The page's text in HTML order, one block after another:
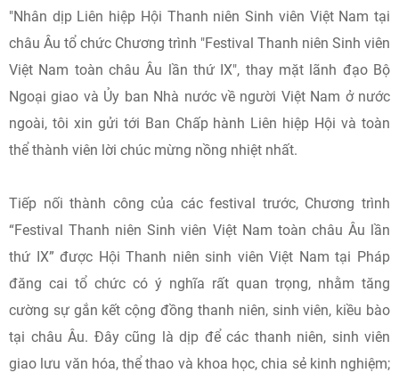
"Nhân dịp Liên hiệp Hội Thanh niên Sinh viên Việt Nam tại
châu Âu tổ chức Chương trình "Festival Thanh niên Sinh viên
Việt Nam toàn châu Âu lần thứ IX", thay mặt lãnh đạo Bộ
Ngoại giao và Ủy ban Nhà nước về người Việt Nam ở nước
ngoài, tôi xin gửi tới Ban Chấp hành Liên hiệp Hội và toàn
thể thành viên lời chúc mừng nồng nhiệt nhất.
Tiếp nối thành công của các festival trước, Chương trình
“Festival Thanh niên Sinh viên Việt Nam toàn châu Âu lần
thứ IX” được Hội Thanh niên sinh viên Việt Nam tại Pháp
đăng cai tổ chức có ý nghĩa rất quan trọng, nhằm tăng
cường sự gắn kết cộng đồng thanh niên, sinh viên, kiều bào
tại châu Âu. Đây cũng là dịp để các thanh niên, sinh viên
giao lưu văn hóa, thể thao và khoa học, chia sẻ kinh nghiệm;